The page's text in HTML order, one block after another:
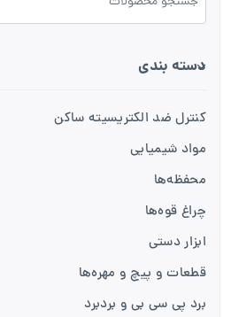
دسته بندی
کنترل ضد الکتریسیته ساکن
مواد شیمیایی
محفظه‌ها
چراغ قوه‌ها
ابزار دستی
قطعات و پیچ و مهره‌ها
برد پی سی بی و بردبرد